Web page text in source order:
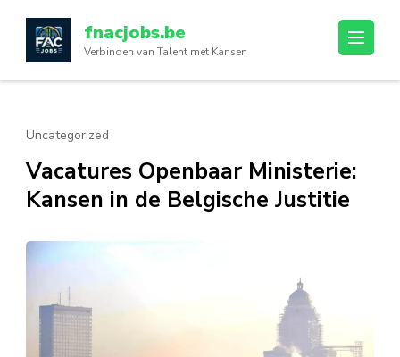
inhoud
(druk
enter)
fnacjobs.be
Verbinden van Talent met Kansen
Uncategorized
Vacatures Openbaar Ministerie:
Kansen in de Belgische Justitie